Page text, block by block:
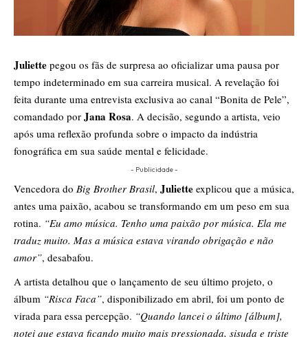
Juliette pegou os fãs de surpresa ao oficializar uma pausa por
tempo indeterminado em sua carreira musical. A revelação foi
feita durante uma entrevista exclusiva ao canal “Bonita de Pele”,
comandado por Jana Rosa. A decisão, segundo a artista, veio
após uma reflexão profunda sobre o impacto da indústria
fonográfica em sua saúde mental e felicidade.
- Publicidade -
​Vencedora do Big Brother Brasil, Juliette explicou que a música,
antes uma paixão, acabou se transformando em um peso em sua
rotina. “Eu amo música. Tenho uma paixão por música. Ela me
traduz muito. Mas a música estava virando obrigação e não
amor”, desabafou.
​A artista detalhou que o lançamento de seu último projeto, o
álbum “Risca Faca”, disponibilizado em abril, foi um ponto de
virada para essa percepção. “Quando lancei o último [álbum],
notei que estava ficando muito mais pressionada, sisuda e triste